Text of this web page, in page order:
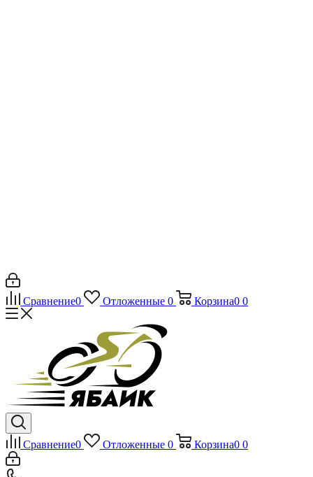
Сравнение0 Отложенные 0 Корзина0 0
Сравнение0 Отложенные 0 Корзина0 0